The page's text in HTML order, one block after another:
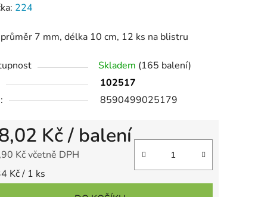
224
7 mm, délka 10 cm, 12 ks na blistru
Skladem (165 balení)
102517
8590499025179
Kč/ balení
Kč včetně DPH
cena:
Kč / 1 ks